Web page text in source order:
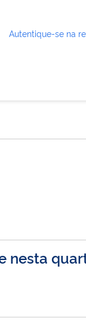
Autentique-se na
nesta